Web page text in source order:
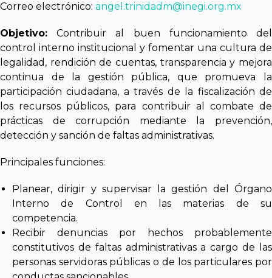
Correo electrónico: angel.trinidadm@inegi.org.mx
Objetivo: Contribuir al buen funcionamiento del
control interno institucional y fomentar una cultura de
legalidad, rendición de cuentas, transparencia y mejora
continua de la gestión pública, que promueva la
participación ciudadana, a través de la fiscalización de
los recursos públicos, para contribuir al combate de
prácticas de corrupción mediante la prevención,
detección y sanción de faltas administrativas.
Principales funciones:
Planear, dirigir y supervisar la gestión del Órgano
Interno de Control en las materias de su
competencia.
Recibir denuncias por hechos probablemente
constitutivos de faltas administrativas a cargo de las
personas servidoras públicas o de los particulares por